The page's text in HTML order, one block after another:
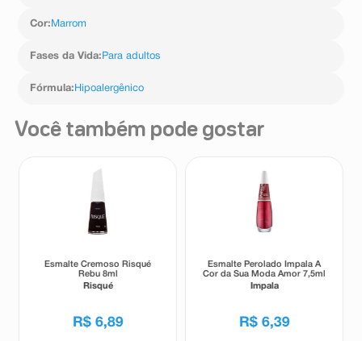
Cor: Marrom
Fases da Vida: Para adultos
Fórmula: Hipoalergênico
Você também pode gostar
Esmalte Cremoso Risqué
Rebu 8ml
Risqué
R$ 6,89
Esmalte Perolado Impala A
Cor da Sua Moda Amor 7,5ml
Impala
R$ 6,39